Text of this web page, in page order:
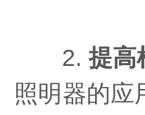
2.提高
照明器的应